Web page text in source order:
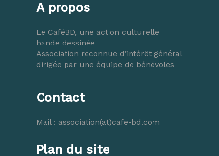
A propos
Le CaféBD, une action culturelle
bande dessinée…
Association reconnue d’intérêt général
dirigée par une équipe de bénévoles.
Contact
Mail : association(at)cafe-bd.com
Plan du site